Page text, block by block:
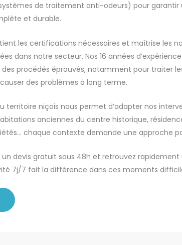
de traitement anti-odeurs) pour garantir
et durable.
les certifications nécessaires et maîtrise les
dans notre secteur. Nos 16 années
procédés éprouvés, notamment pour traiter
des problèmes à long terme.
territoire niçois nous permet d’adapter nos
anciennes du centre historique,
chaque contexte demande une approche
devis gratuit sous 48h et retrouvez rapidement
7j/7 fait la différence dans ces moments